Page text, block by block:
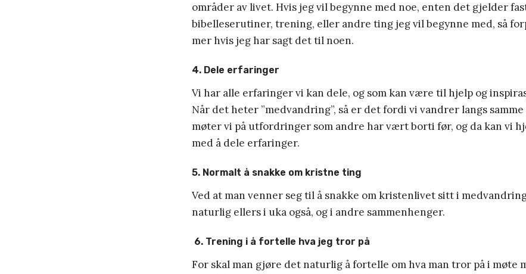
områder av livet. Hvis jeg vil begynne med noe, enten det gjelder
bibelleserutiner, trening, eller andre ting jeg vil begynne med, så
mer hvis jeg har sagt det til noen.
4. Dele erfaringer
Vi har alle erfaringer vi kan dele, og som kan være til hjelp og
Når det heter ”medvandring”, så er det fordi vi vandrer langs
møter vi på utfordringer som andre har vært borti før, og da kan vi
med å dele erfaringer.
5. Normalt å snakke om kristne ting
Ved at man venner seg til å snakke om kristenlivet sitt i
naturlig ellers i uka også, og i andre sammenhenger.
6. Trening i å fortelle hva jeg tror på
For skal man gjøre det naturlig å fortelle om hva man tror på i møte